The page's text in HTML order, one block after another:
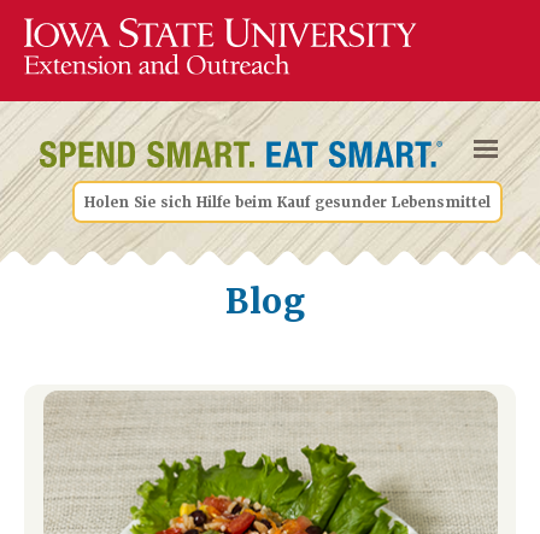
Holen Sie sich Hilfe beim Kauf gesunder Lebensmittel
Blog